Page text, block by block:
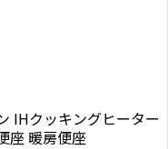
IHクッキングヒーター
座 暖房便座